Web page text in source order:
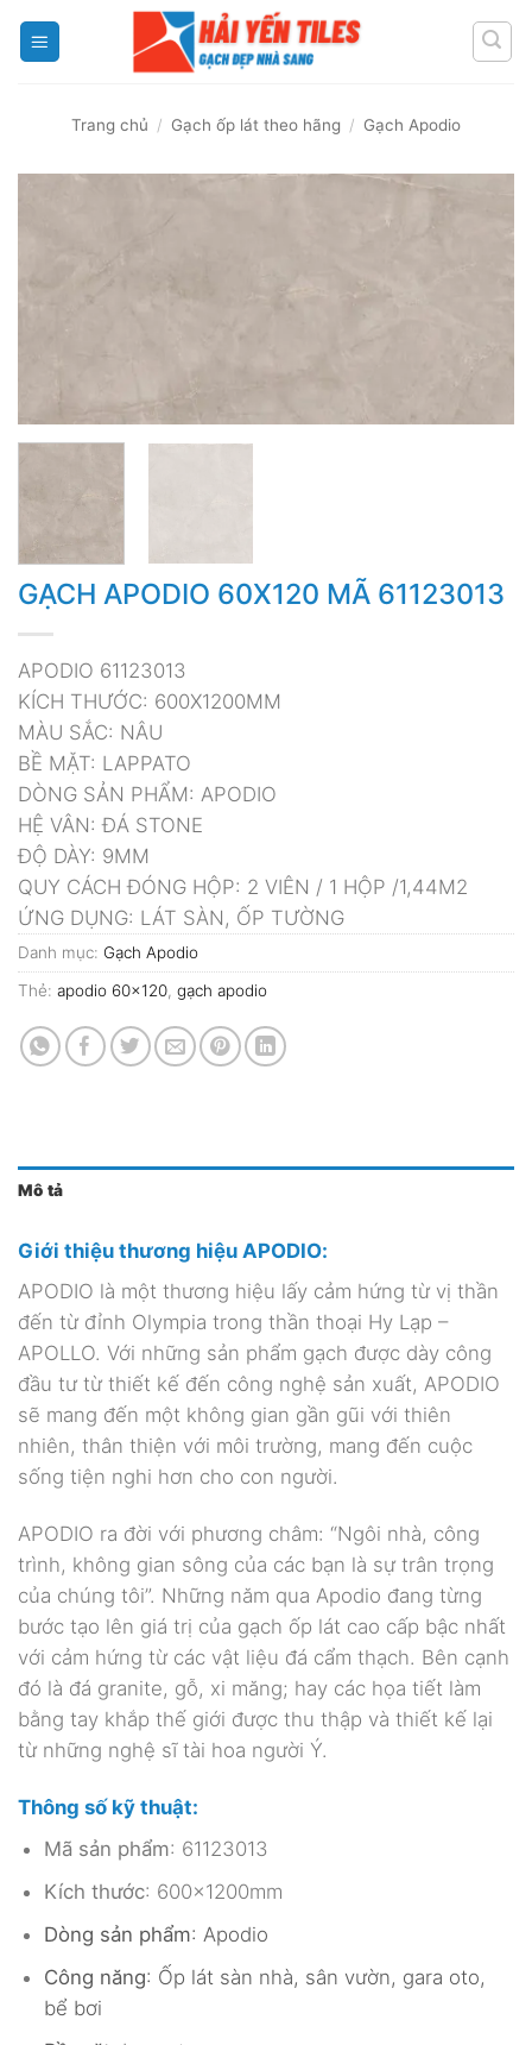
Trang chủ / Gạch ốp lát theo hãng / Gạch Apodio
GẠCH APODIO 60X120 MÃ 61123013
APODIO 61123013
KÍCH THƯỚC: 600X1200MM
MÀU SẮC: NÂU
BỀ MẶT: LAPPATO
DÒNG SẢN PHẨM: APODIO
HỆ VÂN: ĐÁ STONE
ĐỘ DÀY: 9MM
QUY CÁCH ĐÓNG HỘP: 2 VIÊN / 1 HỘP /1,44M2
ỨNG DỤNG: LÁT SÀN, ỐP TƯỜNG
Danh mục: Gạch Apodio
Thẻ: apodio 60x120, gạch apodio
Mô tả
Giới thiệu thương hiệu APODIO:
APODIO là một thương hiệu lấy cảm hứng từ vị thần
đến từ đỉnh Olympia trong thần thoại Hy Lạp –
APOLLO. Với những sản phẩm gạch được dày công
đầu tư từ thiết kế đến công nghệ sản xuất, APODIO
sẽ mang đến một không gian gần gũi với thiên
nhiên, thân thiện với môi trường, mang đến cuộc
sống tiện nghi hơn cho con người.
APODIO ra đời với phương châm: “Ngôi nhà, công
trình, không gian sông của các bạn là sự trân trọng
của chúng tôi”. Những năm qua Apodio đang từng
bước tạo lên giá trị của gạch ốp lát cao cấp bậc nhất
với cảm hứng từ các vật liệu đá cẩm thạch. Bên cạnh
đó là đá granite, gỗ, xi măng; hay các họa tiết làm
bằng tay khắp thế giới được thu thập và thiết kế lại
từ những nghệ sĩ tài hoa người Ý.
Thông số kỹ thuật:
Mã sản phẩm: 61123013
Kích thước: 600x1200mm
Dòng sản phẩm: Apodio
Công năng: Ốp lát sàn nhà, sân vườn, gara oto,
bể bơi